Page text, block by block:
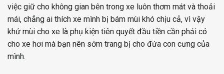
việc giữ cho không gian bên trong xe luôn thơm mát và thoải
mái, chẳng ai thích xe mình bị bám mùi khó chịu cả, vì vậy
khử mùi cho xe là phụ kiện tiên quyết đầu tiền cần phải có
cho xe hơi mà bạn nên sớm trang bị cho đứa con cưng của
mình.